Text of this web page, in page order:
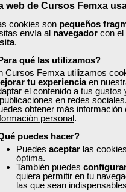
web de Cursos Femxa
cookies son pequeños
envía al navegador con el
.
qué las utilizamos?
Cursos Femxa utilizamos
tu experienciaen
el contenido a tus
en redes sociales.
obtener más información
personal.
puedes hacer?
Puedes aceptar las
óptima.
También puedes
quiera permitir en tu
las que sean
y resolución de
métodos
para...
Curso Gratuito
35 horas
(toda España)